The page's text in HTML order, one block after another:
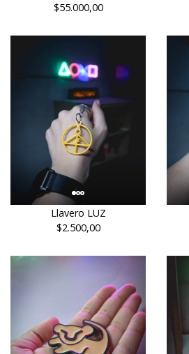
$55.000,00
Llavero LUZ
$2.500,00